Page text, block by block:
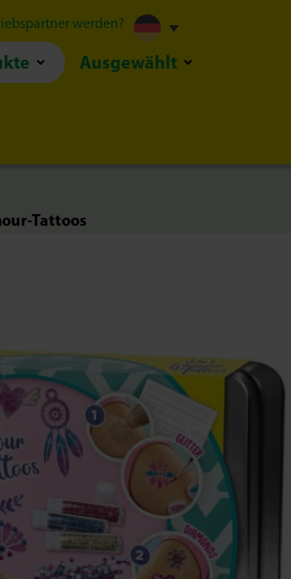
werden?
Ausgewählt
Tattoos